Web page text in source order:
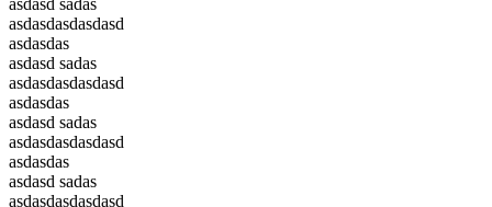
asdasd sadas
asdasdasdasdasd
asdasdas
asdasd sadas
asdasdasdasdasd
asdasdas
asdasd sadas
asdasdasdasdasd
asdasdas
asdasd sadas
asdasdasdasdasd